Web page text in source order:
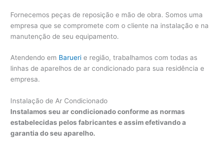
Fornecemos peças de reposição e mão de obra. Somos uma
empresa que se compromete com o cliente na instalação e na
manutenção de seu equipamento.
Atendendo em Barueri e região, trabalhamos com todas as
linhas de aparelhos de ar condicionado para sua residência e
empresa.
Instalação de Ar Condicionado
Instalamos seu ar condicionado conforme as normas
estabelecidas pelos fabricantes e assim efetivando a
garantia do seu aparelho.